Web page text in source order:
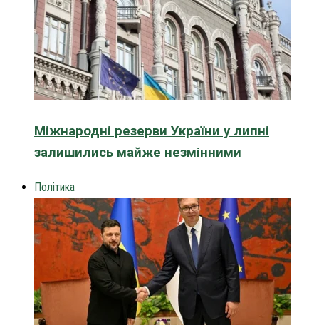
Міжнародні резерви України у липні
залишились майже незмінними
Політика